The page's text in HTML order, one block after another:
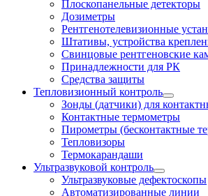
Плоскопанельные детекторы
Дозиметры
Рентгенотелевизионные
Штативы, устройства
Свинцовые рентгеновские
Принадлежности для РК
Средства защиты
Тепловизионный контроль
Зонды (датчики) для
Контактные термометры
Пирометры (бесконтактные
Тепловизоры
Термокарандаши
Ультразвуковой контроль
Ультразвуковые дефектоскопы
Автоматизированные линии